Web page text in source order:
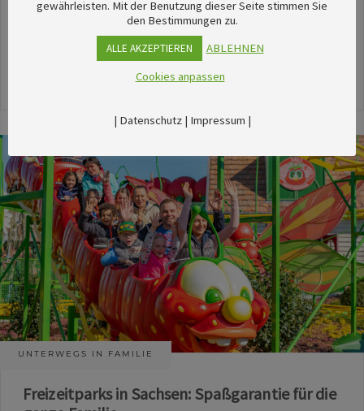
stimmungsvolle Veranstaltungen im August
herausgesucht.
UNTERWEGS IN FAMILIE
Freizeitparks in Sachsen: Spaßgarantie für die
gewährleisten. Mit der Benutzung dieser Seite stimmen Sie
den Bestimmungen zu.
ALLE AKZEPTIEREN
ABLEHNEN
Cookies anpassen
| Datenschutz| Impressum |